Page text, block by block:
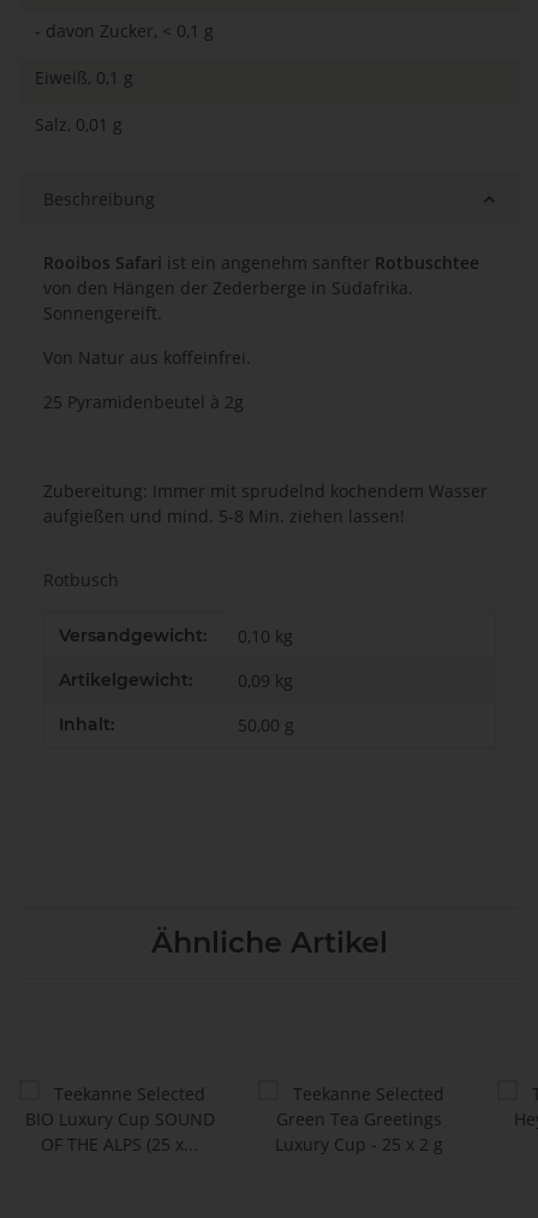
- davon Zucker, < 0,1 g
Eiweiß, 0,1 g
Salz, 0,01 g
Beschreibung
Rooibos Safari ist ein angenehm sanfter Rotbuschtee
von den Hängen der Zederberge in Südafrika.
Sonnengereift.
Von Natur aus koffeinfrei.
25 Pyramidenbeutel à 2g
Zubereitung: Immer mit sprudelnd kochendem Wasser
aufgießen und mind. 5-8 Min. ziehen lassen!
Rotbusch
Produkteigenschaft
Wert
Versandgewicht: 0,10 kg
Artikelgewicht: 0,09 kg
Inhalt: 50,00 g
Ähnliche Artikel